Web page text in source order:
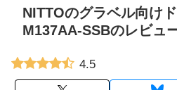
NITTOのグラベル向け
M137AA-SSBのレビュ
4.5